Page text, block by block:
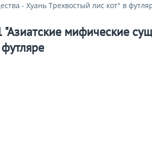
- Хуань Трехвостый лис кот" в
мифические